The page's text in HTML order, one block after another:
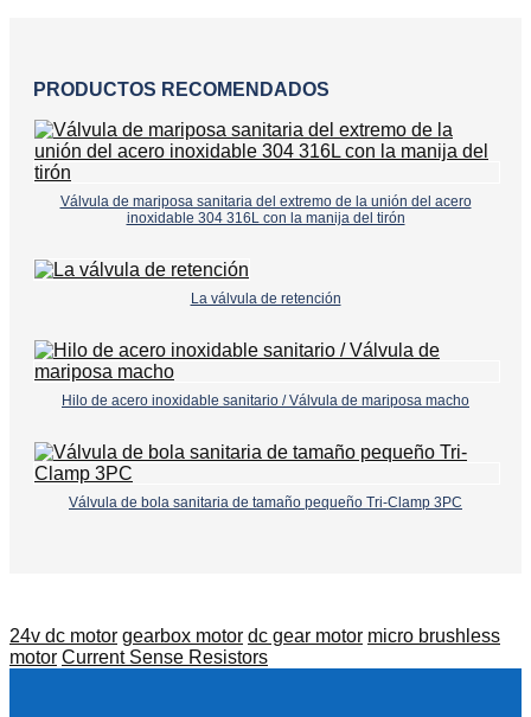
PRODUCTOS RECOMENDADOS
Válvula de mariposa sanitaria del extremo de la unión del acero
inoxidable 304 316L con la manija del tirón
La válvula de retención
Hilo de acero inoxidable sanitario / Válvula de mariposa macho
Válvula de bola sanitaria de tamaño pequeño Tri-Clamp 3PC
24v dc motor gearbox motor dc gear motor micro brushless
motor Current Sense Resistors